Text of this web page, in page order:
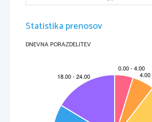
Statistika prenosov
DNEVNA PORAZDELITEV